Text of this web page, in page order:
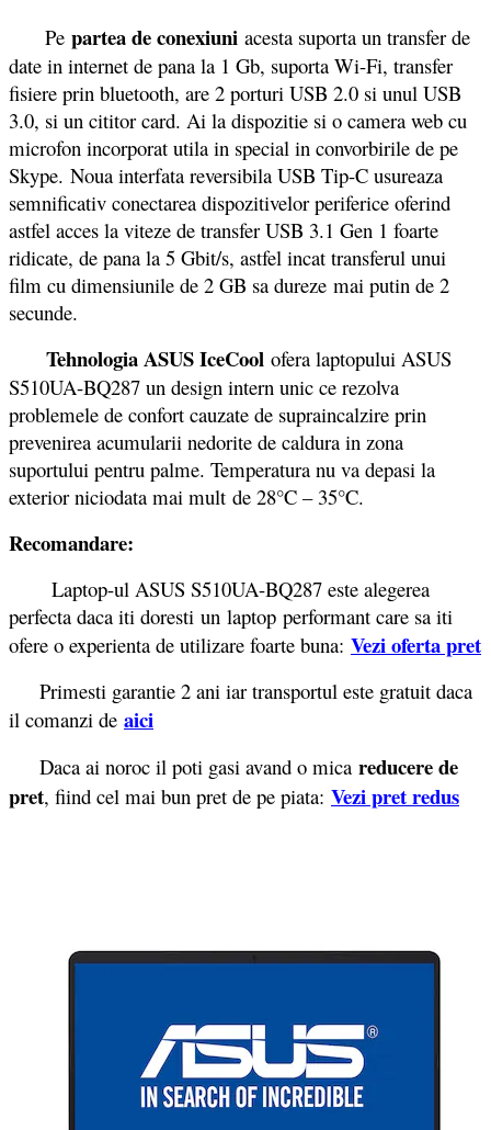
Pe partea de conexiuni acesta suporta un transfer de
date in internet de pana la 1 Gb, suporta Wi-Fi, transfer
fisiere prin bluetooth, are 2 porturi USB 2.0 si unul USB
3.0, si un cititor card. Ai la dispozitie si o camera web cu
microfon incorporat utila in special in convorbirile de pe
Skype. Noua interfata reversibila USB Tip-C usureaza
semnificativ conectarea dispozitivelor periferice oferind
astfel acces la viteze de transfer USB 3.1 Gen 1 foarte
ridicate, de pana la 5 Gbit/s, astfel incat transferul unui
film cu dimensiunile de 2 GB sa dureze mai putin de 2
secunde.
Tehnologia ASUS IceCool ofera laptopului ASUS
S510UA-BQ287 un design intern unic ce rezolva
problemele de confort cauzate de supraincalzire prin
prevenirea acumularii nedorite de caldura in zona
suportului pentru palme. Temperatura nu va depasi la
exterior niciodata mai mult de 28°C – 35°C.
Recomandare:
Laptop-ul ASUS S510UA-BQ287 este alegerea
perfecta daca iti doresti un laptop performant care sa iti
ofere o experienta de utilizare foarte buna: Vezi oferta pret
Primesti garantie 2 ani iar transportul este gratuit daca
il comanzi de aici
Daca ai noroc il poti gasi avand o mica reducere de
pret, fiind cel mai bun pret de pe piata: Vezi pret redus